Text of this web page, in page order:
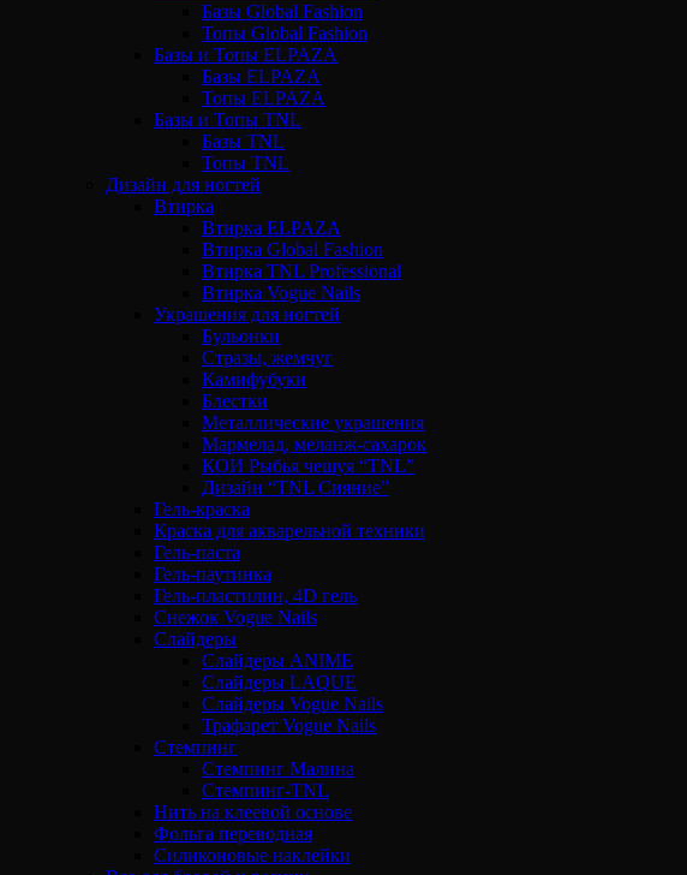
Базы Global Fashion
Топы Global Fashion
Базы и Топы ELPAZA
Базы ELPAZA
Топы ELPAZA
Базы и Топы TNL
Базы TNL
Топы TNL
Дизайн для ногтей
Втирка
Втирка ELPAZA
Втирка Global Fashion
Втирка TNL Professional
Втирка Vogue Nails
Украшения для ногтей
Бульонки
Стразы, жемчуг
Камифубуки
Блестки
Металлические украшения
Мармелад, меланж-сахарок
КОИ Рыбья чешуя “TNL”
Дизайн “TNL Сияние”
Гель-краска
Краска для акварельной техники
Гель-паста
Гель-паутинка
Гель-пластилин, 4D гель
Снежок Vogue Nails
Слайдеры
Слайдеры ANIME
Слайдеры LAQUE
Слайдеры Vogue Nails
Трафарет Vogue Nails
Стемпинг
Стемпинг Малина
Стемпинг-TNL
Нить на клеевой основе
Фольга переводная
Силиконовые наклейки